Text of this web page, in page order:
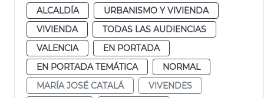
ALCALDÍA
URBANISMO Y VIVIENDA
VIVIENDA
TODAS LAS AUDIENCIAS
VALENCIA
EN PORTADA
EN PORTADA TEMÁTICA
NORMAL
MARÍA JOSÉ CATALÁ
VIVENDES